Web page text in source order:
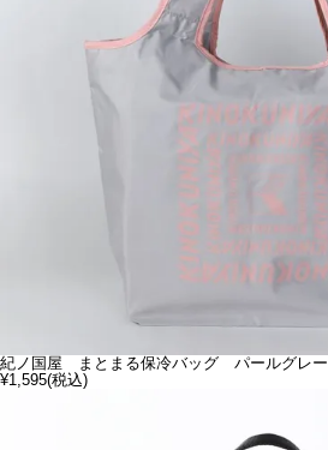
紀ノ国屋 まとまる保冷バッグ パールグレー
¥1,595(税込)